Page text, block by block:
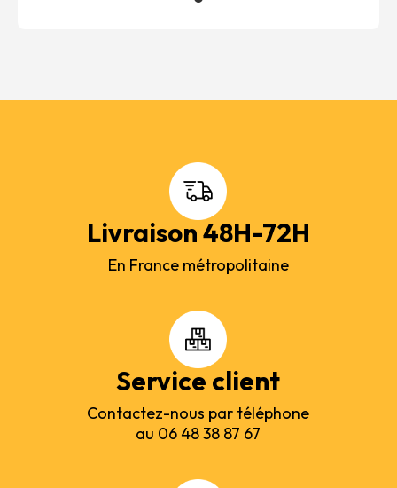
Livraison 48H-72H
En France métropolitaine
Service client
Contactez-nous par téléphone
au 06 48 38 87 67